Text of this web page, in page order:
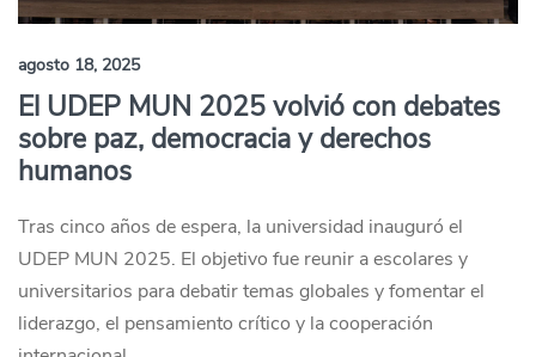
agosto 18, 2025
El UDEP MUN 2025 volvió con debates
sobre paz, democracia y derechos
humanos
Tras cinco años de espera, la universidad inauguró el
UDEP MUN 2025. El objetivo fue reunir a escolares y
universitarios para debatir temas globales y fomentar el
liderazgo, el pensamiento crítico y la cooperación